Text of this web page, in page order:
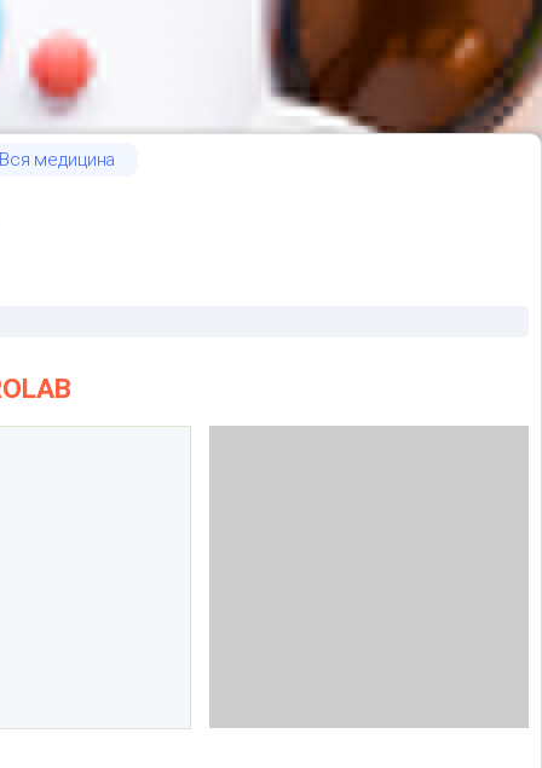
Вся медицина